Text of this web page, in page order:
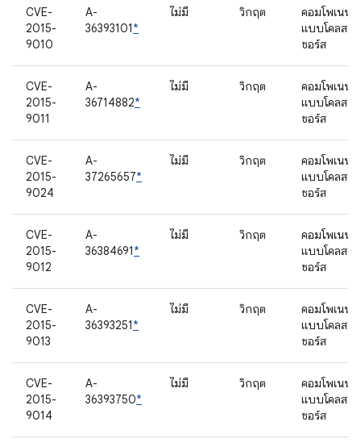
CVE-
2015-
9010
A-
36393101*
ไม่มี วิกฤต
คอมโพเนนต์
แบบโคลส
ซอร์ส
CVE-
2015-
9011
A-
36714882*
ไม่มี วิกฤต
คอมโพเนนต์
แบบโคลส
ซอร์ส
CVE-
2015-
9024
A-
37265657*
ไม่มี วิกฤต
คอมโพเนนต์
แบบโคลส
ซอร์ส
CVE-
2015-
9012
A-
36384691*
ไม่มี วิกฤต
คอมโพเนนต์
แบบโคลส
ซอร์ส
CVE-
2015-
9013
A-
36393251*
ไม่มี วิกฤต
คอมโพเนนต์
แบบโคลส
ซอร์ส
CVE-
2015-
9014
A-
36393750*
ไม่มี วิกฤต
คอมโพเนนต์
แบบโคลส
ซอร์ส